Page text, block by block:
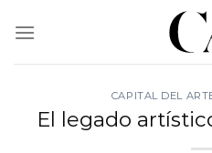
CAPITAL DEL
El legado